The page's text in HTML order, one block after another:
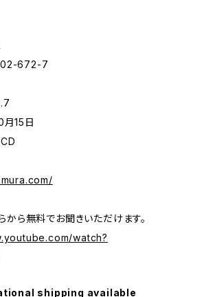
672-7
15日
ら無料でお聞きいただけます。
watch?
shipping available